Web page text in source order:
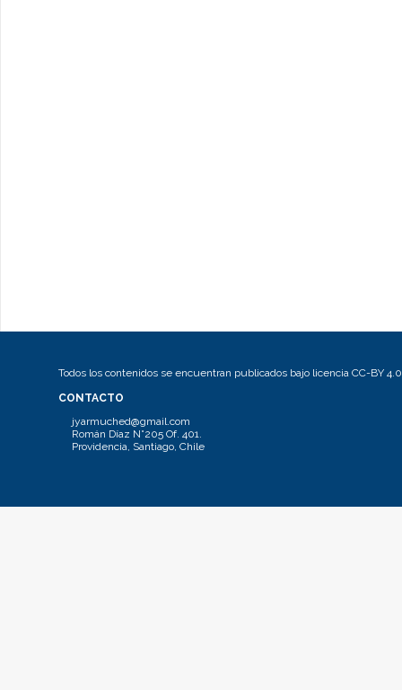
Todos los contenidos se encuentran publicados bajo licencia CC-BY 4.0
CONTACTO
jyarmuched@gmail.com
Román Díaz N°205 Of. 401.
Providencia, Santiago, Chile